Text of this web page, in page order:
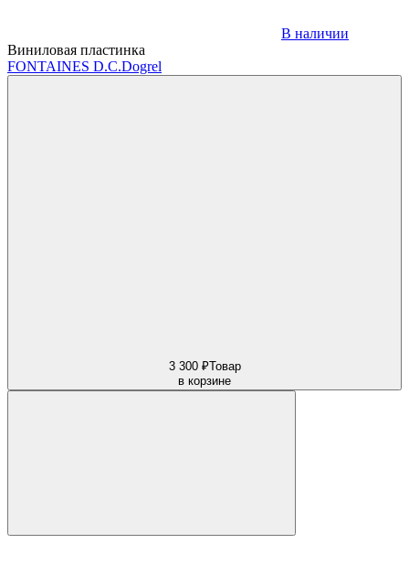
В наличии
Виниловая пластинка
FONTAINES D.C.Dogrel
3 300 ₽Товар
в корзине